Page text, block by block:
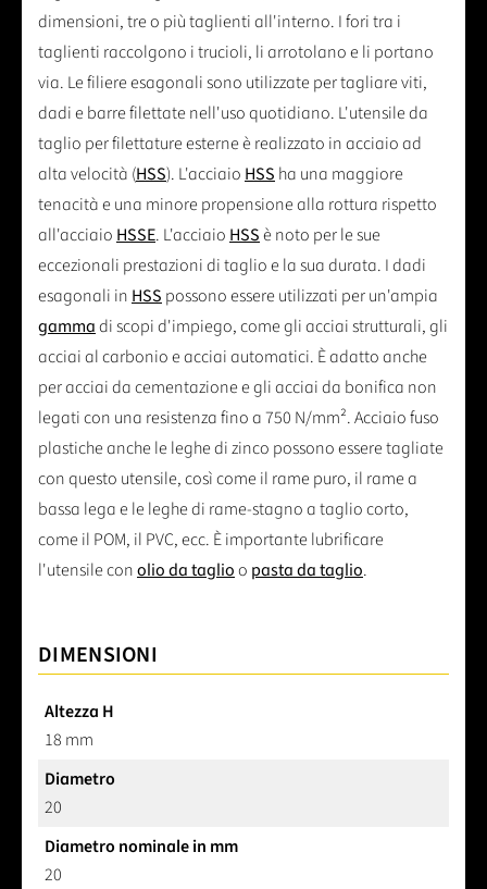
dimensioni, tre o più taglienti all'interno. I fori tra i
taglienti raccolgono i trucioli, li arrotolano e li portano
via. Le filiere esagonali sono utilizzate per tagliare viti,
dadi e barre filettate nell'uso quotidiano. L'utensile da
taglio per filettature esterne è realizzato in acciaio ad
alta velocità (HSS). L'acciaio HSS ha una maggiore
tenacità e una minore propensione alla rottura rispetto
all'acciaio HSSE. L'acciaio HSSè noto per le sue
eccezionali prestazioni di taglio e la sua durata. I dadi
esagonali in HSS possono essere utilizzati per un'ampia
gammadi scopi d'impiego, come gli acciai strutturali, gli
acciai al carbonio e acciai automatici. È adatto anche
per acciai da cementazione e gli acciai da bonifica non
legati con una resistenza fino a 750 N/mm². Acciaio fuso
plastiche anche le leghe di zinco possono essere tagliate
con questo utensile, così come il rame puro, il rame a
bassa lega e le leghe di rame-stagno a taglio corto,
come il POM, il PVC, ecc. È importante lubrificare
l'utensile conolio da taglioo pasta da taglio.
DIMENSIONI
Altezza H
18 mm
Diametro
20
Diametro nominale in mm
20